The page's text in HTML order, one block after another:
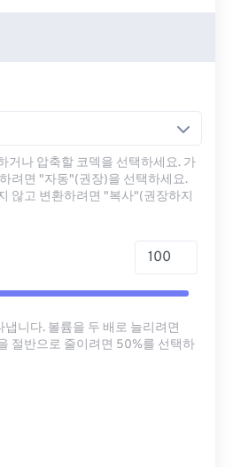
거나 압축할 코덱을 선택하세요. 가
려면 "자동"(권장)을 선택하세요.
않고 변환하려면 "복사"(권장하지
니다. 볼륨을 두 배로 늘리려면
절반으로 줄이려면 50%를 선택하